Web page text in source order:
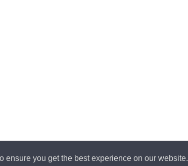
ensure you get the best experience on our website.